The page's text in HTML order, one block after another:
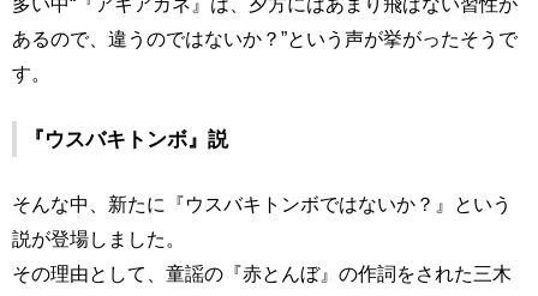
あるので、違うのではないか？”という声が挙がったそうで
す。
『ウスバキトンボ』説
そんな中、新たに『ウスバキトンボではないか？』という
説が登場しました。
その理由として、童謡の『赤とんぼ』の作詞をされた三木